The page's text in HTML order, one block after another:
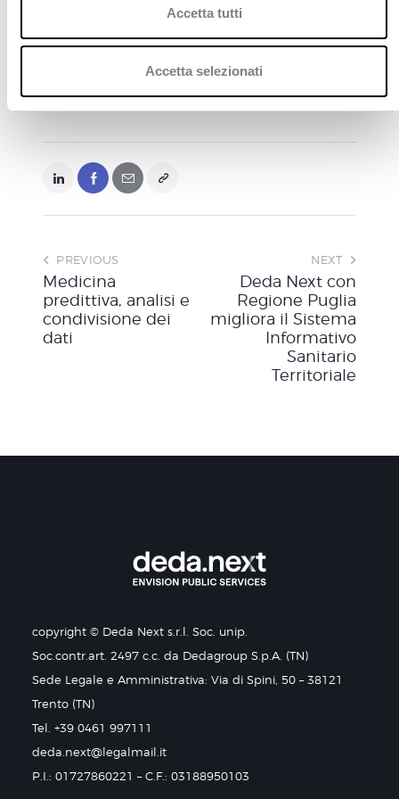
n
Accetta tutti
Accetta selezionati
PREVIOUS
Medicina
predittiva, analisi e
condivisione dei
dati
NEXT
Deda Next con
Regione Puglia
migliora il Sistema
Informativo
Sanitario
Territoriale
copyright © Deda Next s.r.l. Soc. unip.
Soc.contr.art. 2497 c.c. da Dedagroup S.p.A. (TN)
Sede Legale e Amministrativa: Via di Spini, 50 – 38121
Trento (TN)
Tel. +39 0461 997111
deda.next@legalmail.it
P.I.: 01727860221 – C.F.: 03188950103